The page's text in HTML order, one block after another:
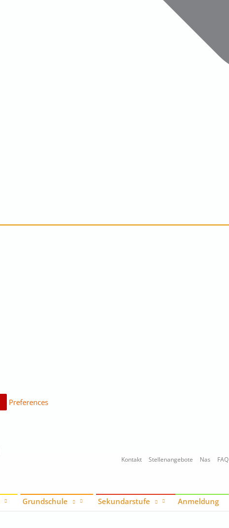
Preferences
Kontakt Stellenangebote Nas FAQ
Grundschule Sekundarstufe Anmeldung